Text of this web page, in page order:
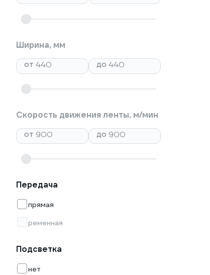
Ширина, мм
от
до
Скорость движения ленты, м/мин
от
до
Передача
прямая
ременная
Подсветка
нет